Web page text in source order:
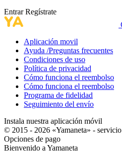
Entrar Regístrate
Aplicación movil
Ayuda /Preguntas frecuentes
Condiciones de uso
Política de privacidad
Cómo funciona el reembolso
Cómo funciona el reembolso
Programa de fidelidad
Seguimiento del envío
Instala nuestra aplicación móvil
© 2015 - 2026 «Yamaneta» -
Opciones de pago
Bienvenido a Yamaneta